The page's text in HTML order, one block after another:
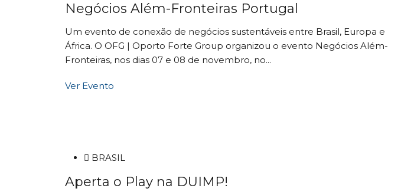
Negócios Além-Fronteiras Portugal
Um evento de conexão de negócios sustentáveis entre Brasil, Europa e
África. O OFG | Oporto Forte Group organizou o evento Negócios Além-
Fronteiras, nos dias 07 e 08 de novembro, no...
Ver Evento
BRASIL
Aperta o Play na DUIMP!